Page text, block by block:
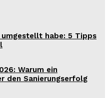
umgestellt habe: 5 Tipps
Warum ein
den Sanierungserfolg